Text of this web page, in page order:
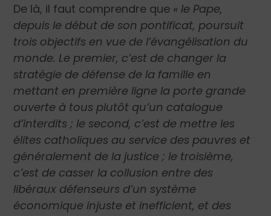
De là, il faut comprendre que « le Pape,
depuis le début de son pontificat, poursuit
trois objectifs en vue de l’évangélisation du
monde. Le premier, c’est de changer la
stratégie de défense de la famille en
mettant en première ligne la porte grande
ouverte à tous plutôt qu’un catalogue
d’interdits ; le second, c’est de mettre les
élites catholiques au service des pauvres et
généralement de la justice ; le troisième,
c’est de casser la collusion entre des
libéraux défenseurs d’un système
économique injuste et inefficient, et des